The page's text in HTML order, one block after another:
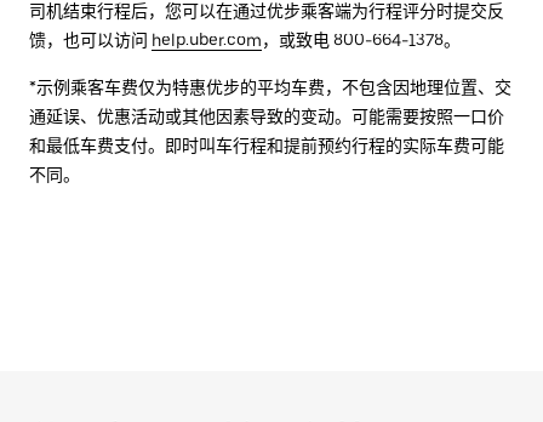
司机结束行程后，您可以在通过优步乘客端为行程评分时提交反
馈，也可以访问 help.uber.com，或致电 800-664-1378。
*示例乘客车费仅为特惠优步的平均车费，不包含因地理位置、交
通延误、优惠活动或其他因素导致的变动。可能需要按照一口价
和最低车费支付。即时叫车行程和提前预约行程的实际车费可能
不同。